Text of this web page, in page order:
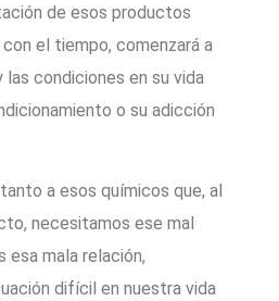
de esos productos
el tiempo, comenzará a
condiciones en su vida
o su adicción
a esos químicos que, al
necesitamos ese mal
esa mala relación,
difícil en nuestra vida